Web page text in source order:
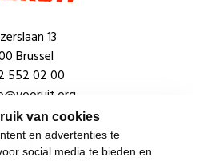
van cookies
en advertenties te
social media te bieden en
13
Brussel
552 02 00
Snel